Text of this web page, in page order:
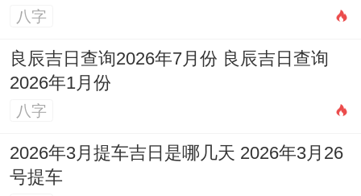
八字
良辰吉日查询2026年7月份 良辰吉日查询
2026年1月份
八字
2026年3月提车吉日是哪几天 2026年3月26
号提车